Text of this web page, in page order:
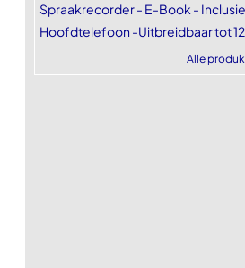
Spraakrecorder - E-Book -
Hoofdtelefoon -Uitbreidbaar tot
Alle